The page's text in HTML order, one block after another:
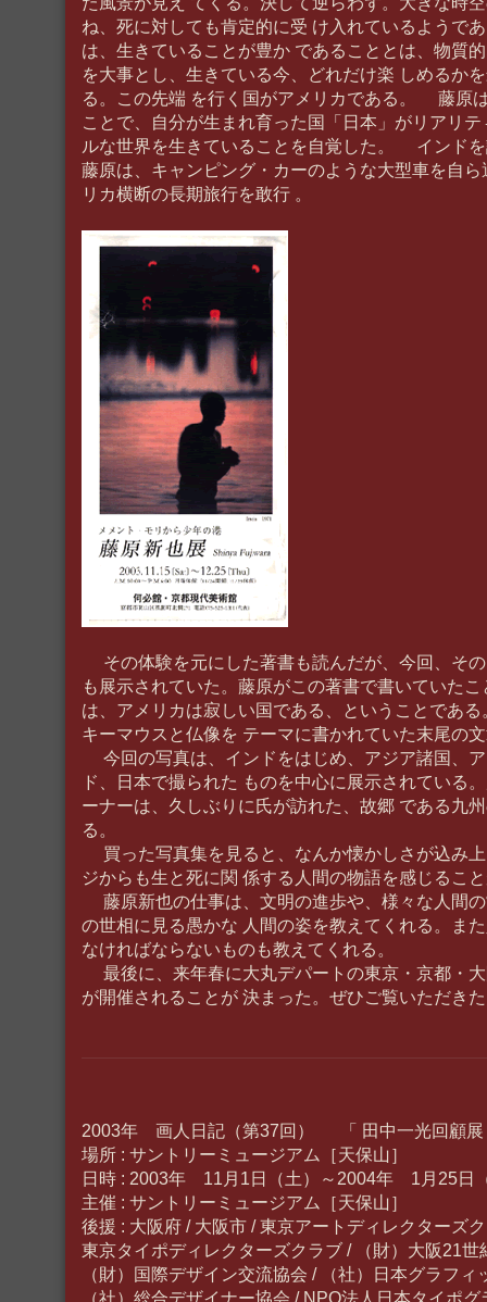
ね、死に対しても肯定的に受 け入れているようで
は、生きていることが豊か であることとは、物質
を大事とし、生きている今、どれだけ楽 しめるか
る。この先端 を行く国がアメリカである。 藤原
ことで、自分が生まれ育った国「日本」がリアリ
ルな世界を生きていることを自覚した。 インド
藤原は、キャンピング・カーのような大型車を自
リカ横断の長期旅行を敢行 。
その体験を元にした著書も読んだが、今回、そ
も展示されていた。藤原がこの著書で書いていた
は、アメリカは寂しい国である、ということであ
キーマウスと仏像を テーマに書かれていた末尾の
今回の写真は、インドをはじめ、アジア諸国、
ド、日本で撮られた ものを中心に展示されている
ーナーは、久しぶりに氏が訪れた、故郷 である九州
る。
買った写真集を見ると、なんか懐かしさが込み
ジからも生と死に関 係する人間の物語を感じるこ
藤原新也の仕事は、文明の進歩や、様々な人間
の世相に見る愚かな 人間の姿を教えてくれる。ま
なければならないものも教えてくれる。
最後に、来年春に大丸デパートの東京・京都・
が開催されることが 決まった。ぜひご覧いただき
2003年 画人日記（第37回） 「 田中一光回顧展
場所 : サントリーミュージアム［天保山］
日時 : 2003年 11月1日（土）～2004年 1月25日
主催 : サントリーミュージアム［天保山］
後援 : 大阪府 / 大阪市 / 東京アートディレクターズ
東京タイポディレクターズクラブ / （財）大阪21世
（財）国際デザイン交流協会 / （社）日本グラフィ
（社）総合デザイナー協会 / NPO法人日本タイポ